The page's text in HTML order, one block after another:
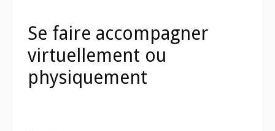
Se faire accompagner
virtuellement ou
physiquement